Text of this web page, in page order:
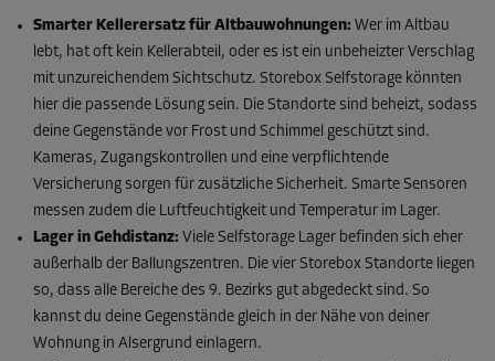
Smarter Kellerersatz für Altbauwohnungen: Wer im Altbau
lebt, hat oft kein Kellerabteil, oder es ist ein unbeheizter Verschlag
mit unzureichendem Sichtschutz. Storebox Selfstorage könnten
hier die passende Lösung sein. Die Standorte sind beheizt, sodass
deine Gegenstände vor Frost und Schimmel geschützt sind.
Kameras, Zugangskontrollen und eine verpflichtende
Versicherung sorgen für zusätzliche Sicherheit. Smarte Sensoren
messen zudem die Luftfeuchtigkeit und Temperatur im Lager.
Lager in Gehdistanz: Viele Selfstorage Lager befinden sich eher
außerhalb der Ballungszentren. Die vier Storebox Standorte liegen
so, dass alle Bereiche des 9. Bezirks gut abgedeckt sind. So
kannst du deine Gegenstände gleich in der Nähe von deiner
Wohnung in Alsergrund einlagern.